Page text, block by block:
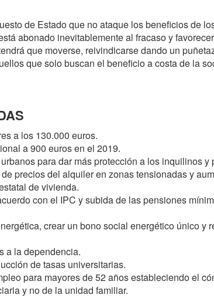
de Estado que no ataque los beneficios de
abonado inevitablemente al fracaso y
que moverse, reivindicarse dando un
que solo buscan el beneficio a costa de la
a los 130.000 euros.
a 900 euros en el 2019.
para dar más protección a los inquilinos y
precios del alquiler en zonas tensionadas y
de vivienda.
con el IPC y subida de las pensiones
crear un bono social energético único y
a la dependencia.
de tasas universitarias.
para mayores de 52 años estableciendo el
y no de la unidad familiar.